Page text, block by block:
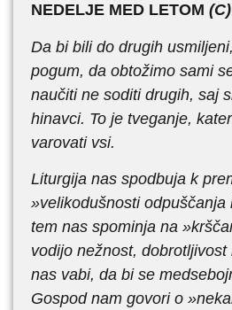
NEDELJE MED LETOM (C)
Da bi bili do drugih
pogum, da obtožimo sami
naučiti ne soditi drugih, saj
hinavci. To je tveganje,
varovati vsi.
Liturgija nas spodbuja k
»velikodušnosti odpuščanja
tem nas spominja na
vodijo nežnost,
nas vabi, da bi se
Gospod nam govori o